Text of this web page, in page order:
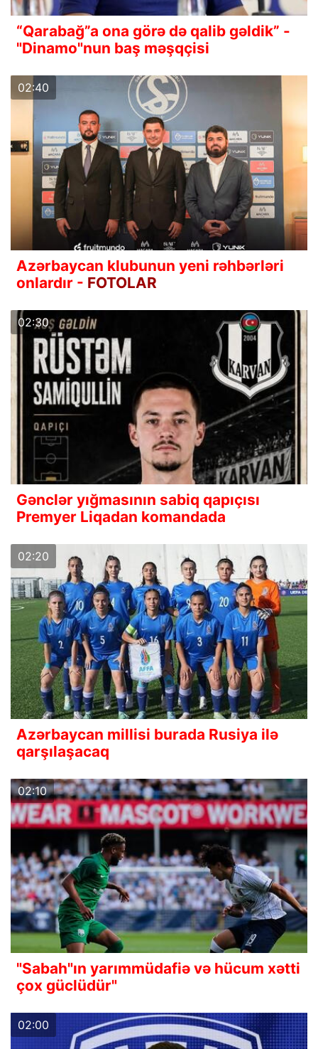
“Qarabağ”a ona görə də qalib gəldik” -
"Dinamo"nun baş məşqçisi
02:40
Azərbaycan klubunun yeni rəhbərləri
onlardır - FOTOLAR
02:30
Gənclər yığmasının sabiq qapıçısı
Premyer Liqadan komandada
02:20
Azərbaycan millisi burada Rusiya ilə
qarşılaşacaq
02:10
"Sabah"ın yarımmüdafiə və hücum xətti
çox güclüdür"
02:00